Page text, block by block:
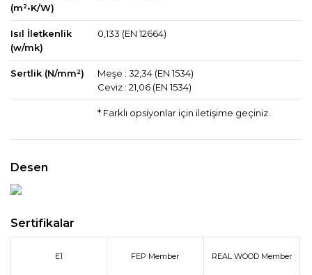
(m²•K/W)
Isıl İletkenlik
(w/mk)
0,133 (EN 12664)
Sertlik (N/mm²)
Meşe : 32,34 (EN 1534)
Ceviz : 21,06 (EN 1534)
* Farklı opsiyonlar için iletişime geçiniz.
Desen
Sertifikalar
E1 FEP Member REAL WOOD Member